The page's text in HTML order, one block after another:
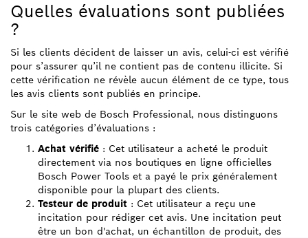
Quelles évaluations sont publiées
?
Si les clients décident de laisser un avis, celui-ci est vérifié
pour s’assurer qu’il ne contient pas de contenu illicite. Si
cette vérification ne révèle aucun élément de ce type, tous
les avis clients sont publiés en principe.
Sur le site web de Bosch Professional, nous distinguons
trois catégories d’évaluations :
Achat vérifié : Cet utilisateur a acheté le produit
directement via nos boutiques en ligne officielles
Bosch Power Tools et a payé le prix généralement
disponible pour la plupart des clients.
Testeur de produit : Cet utilisateur a reçu une
incitation pour rédiger cet avis. Une incitation peut
être un bon d'achat, un échantillon de produit, des